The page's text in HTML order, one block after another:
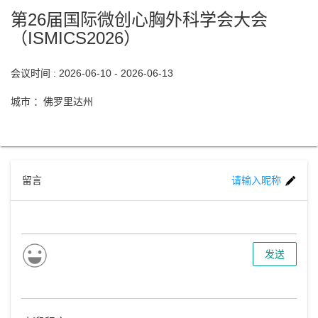
第26届国际微创心胸外科学会大会
（ISMICS2026）
会议时间 : 2026-06-10 - 2026-06-13
城市 ：佛罗里达州
留言 请输入昵称
发送